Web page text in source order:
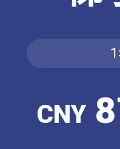
CNY